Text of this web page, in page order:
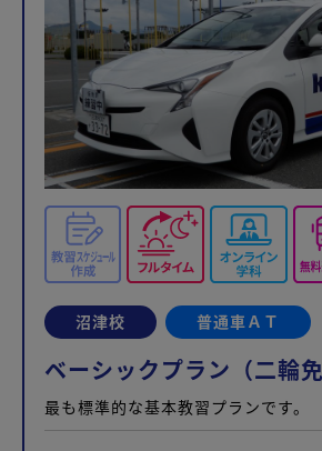
沼津校 普通車ＡＴ
ベーシックプラン（二輪免
最も標準的な基本教習プランです。